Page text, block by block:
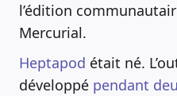
l’édition
Mercurial.
Heptapod était né.
développé pendant